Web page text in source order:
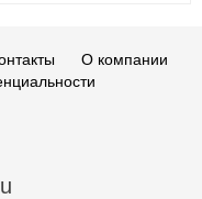
О компании